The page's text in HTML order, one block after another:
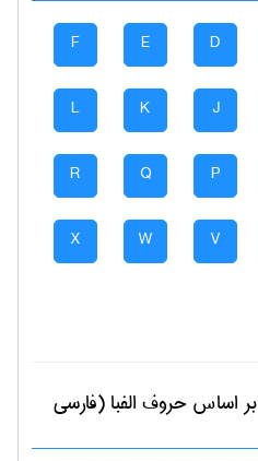
D
E
F
J
K
L
P
Q
R
V
W
X
بر اساس حروف الفبا (فارسی